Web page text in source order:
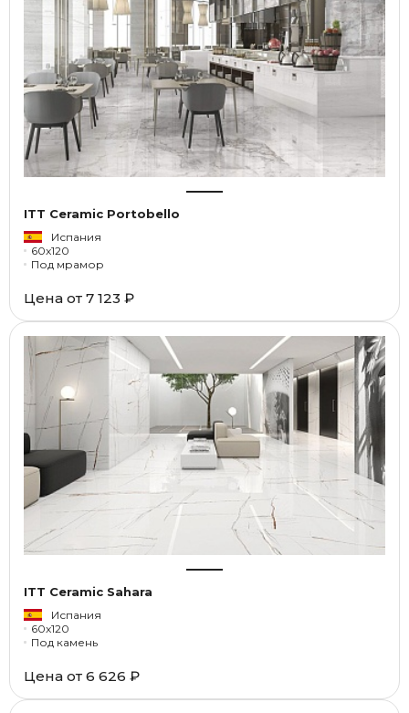
ITT Ceramic Portobello
Испания
60x120
Под мрамор
Цена от 7 123 ₽
ITT Ceramic Sahara
Испания
60x120
Под камень
Цена от 6 626 ₽